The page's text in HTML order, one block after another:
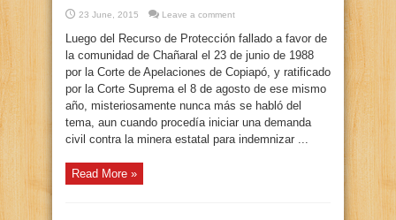
23 June, 2015 Leave a comment
Luego del Recurso de Protección fallado a favor de
la comunidad de Chañaral el 23 de junio de 1988
por la Corte de Apelaciones de Copiapó, y ratificado
por la Corte Suprema el 8 de agosto de ese mismo
año, misteriosamente nunca más se habló del
tema, aun cuando procedía iniciar una demanda
civil contra la minera estatal para indemnizar ...
Read More »